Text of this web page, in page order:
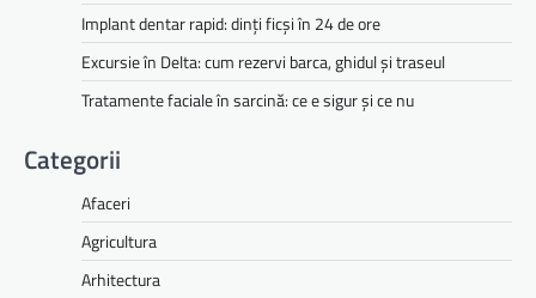
Implant dentar rapid: dinți ficși în 24 de ore
Excursie în Delta: cum rezervi barca, ghidul și traseul
Tratamente faciale în sarcină: ce e sigur și ce nu
Categorii
Afaceri
Agricultura
Arhitectura